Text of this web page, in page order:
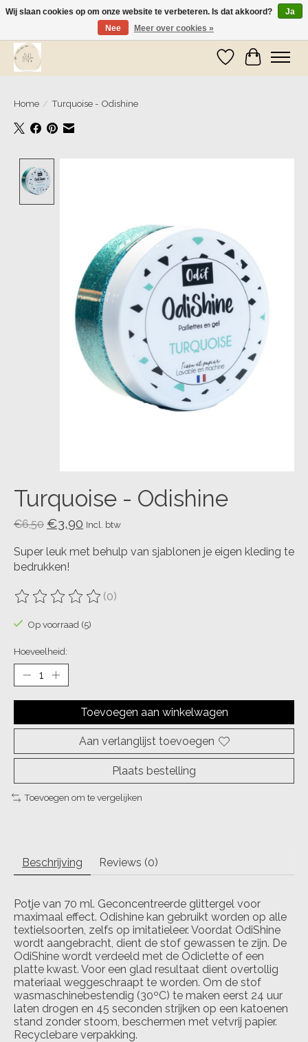
Wij zijn op vakantie! Vanaf zaterdag 9 mei worden er weer pakketjes verzonden
Verlanglijst
Home / Turquoise - Odishine
Turquoise - Odishine
€6,50 €3,90 Incl. btw
Super leuk met behulp van sjablonen je eigen kleding te
bedrukken!
De beoordeling van dit product is
(0)
Op voorraad (5)
Hoeveelheid:
Toevoegen aan winkelwagen
Aan verlanglijst toevoegen
Plaats bestelling
Toevoegen om te vergelijken
Beschrijving Reviews (0)
Potje van 70 ml. Geconcentreerde glittergel voor
maximaal effect. Odishine kan gebruikt worden op alle
textielsoorten, zelfs op imitatieleer. Voordat OdiShine
wordt aangebracht, dient de stof gewassen te zijn. De
OdiShine wordt verdeeld met de Odiclette of een
platte kwast. Voor een glad resultaat dient overtollig
materiaal weggeschraapt te worden. Om de stof
wasmaschinebestendig (30ºC) te maken eerst 24 uur
laten drogen en 45 seconden strijken op een katoenen
stand zonder stoom, beschermen met vetvrij papier.
Recyclebare verpakking.
Wij slaan cookies op om onze website te verbeteren. Is dat akkoord?
Ja
Nee
Meer over cookies »